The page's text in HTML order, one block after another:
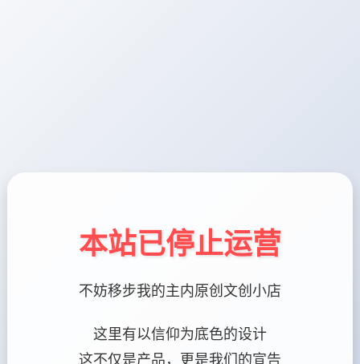
本站已停止运营
不妨移步我的主内原创文创小店
这里有以信仰为底色的设计
这不仅是产品，更是我们的宣告